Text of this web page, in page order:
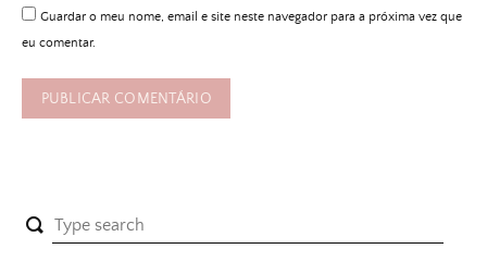
Guardar o meu nome, email e site neste navegador para a próxima vez que
eu comentar.